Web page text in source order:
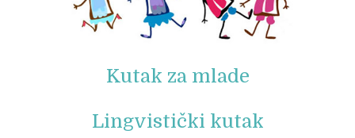
Kutak za mlade
Lingvistički kutak